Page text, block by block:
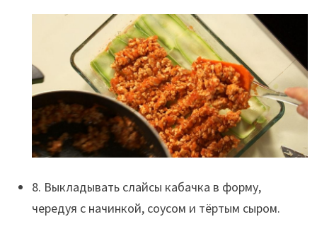
8. Выкладывать слайсы кабачка в форму,
чередуя с начинкой, соусом и тёртым сыром.